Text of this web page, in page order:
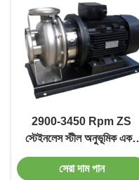
2900-3450 Rpm ZS
স্টেইনলেস স্টীল অনুভূমিক একক
পর্যায়ের সেন্ট্রিফুগাল পাম্প 50
60 Hz ফ্রিকোয়েন্সি টেকসই
সেরা দাম পান